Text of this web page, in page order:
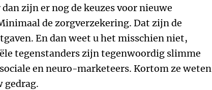
zijn er nog de keuzes voor nieuwe
de zorgverzekering. Dat zijn de
En dan weet u het misschien niet,
tegenstanders zijn tegenwoordig slimme
en neuro-marketeers. Kortom ze weten
gedrag.